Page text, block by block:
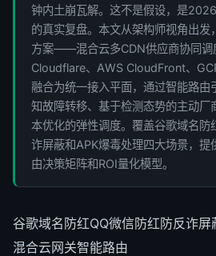
钟内土崩瓦解。这不是假设，是
的真实复盘。本文从架构师视角出发
方案——混合云多CDN供应商协同调
Cloudflare、AWS CloudFront、
融合为统一接入平面，通过智能路由
知故障转移、基于检测态势的主动厂
本优化的弹性调度。覆盖谷歌域名防
诈屏蔽和APK爆毒处理四大场景，提
由决策矩阵和ROI量化模型。
谷歌域名防红QQ微信防红防反诈屏
混合云网关智能路由